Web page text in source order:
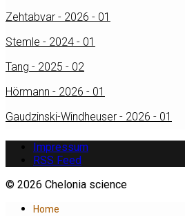
Zehtabvar - 2026 - 01
Stemle - 2024 - 01
Tang - 2025 - 02
Hörmann - 2026 - 01
Gaudzinski-Windheuser - 2026 - 01
Impressum
RSS Feed
© 2026 Chelonia science
Home